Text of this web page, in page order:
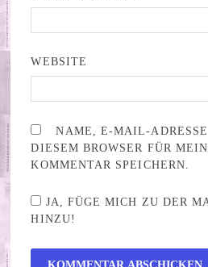
WEBSITE
NAME, E-MAIL-
DIESEM BROWSER FÜR
KOMMENTAR SPEICHERN.
JA, FÜGE MICH ZU DER
HINZU!